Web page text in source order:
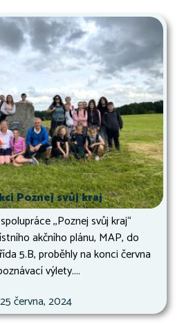
Poznej svůj kraj
,,Poznej svůj kraj“
akčního plánu, MAP, do
5.B, proběhly na konci června
výlety....
25 června, 2024